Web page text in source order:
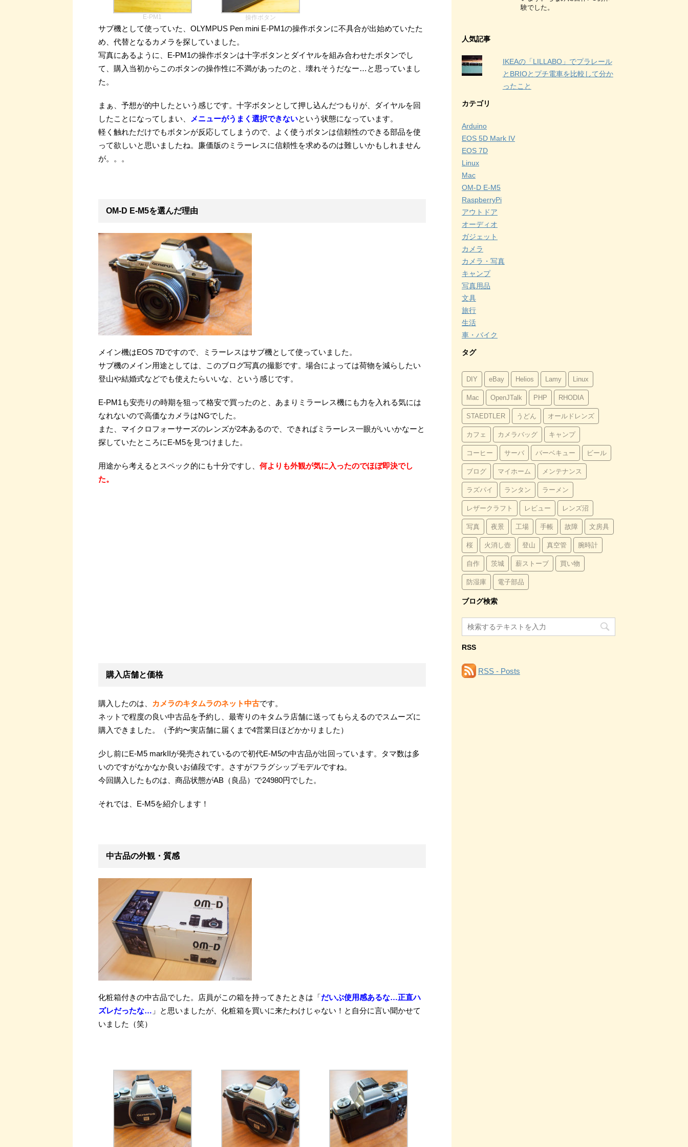
E-PM1 操作ボタン
サブ機として使っていた、OLYMPUS Pen mini E-PM1の操作ボタンに不具合が出始めていたた
め、代替となるカメラを探していました。
写真にあるように、E-PM1の操作ボタンは十字ボタンとダイヤルを組み合わせたボタンでし
て、購入当初からこのボタンの操作性に不満があったのと、壊れそうだなー…と思っていまし
た。
まぁ、予想が的中したという感じです。十字ボタンとして押し込んだつもりが、ダイヤルを回
したことになってしまい、
メニューがうまく選択できないという状態になっています。
軽く触れただけでもボタンが反応してしまうので、よく使うボタンは信頼性のできる部品を使
って欲しいと思いましたね。廉価版のミラーレスに信頼性を求めるのは難しいかもしれません
が。。。
OM-D E-M5を選んだ理由
メイン機はEOS 7Dですので、ミラーレスはサブ機として使っていました。
サブ機のメイン用途としては、このブログ写真の撮影です。場合によっては荷物を減らしたい
登山や結婚式などでも使えたらいいな、という感じです。
E-PM1も安売りの時期を狙って格安で買ったのと、あまりミラーレス機にも力を入れる気には
なれないので高価なカメラはNGでした。
また、マイクロフォーサーズのレンズが2本あるので、できればミラーレス一眼がいいかなーと
探していたところにE-M5を見つけました。
用途から考えるとスペック的にも十分ですし、 何よりも外観が気に入ったのでほぼ即決でし
た。
購入店舗と価格
購入したのは、 カメラのキタムラのネット中古です。
ネットで程度の良い中古品を予約し、最寄りのキタムラ店舗に送ってもらえるのでスムーズに
購入できました。（予約〜実店舗に届くまで4営業日ほどかかりました）
少し前にE-M5 markIIが発売されているので初代E-M5の中古品が出回っています。タマ数は多
いのですがなかなか良いお値段です。さすがフラグシップモデルですね。
今回購入したものは、商品状態がAB（良品）で24980円でした。
それでは、E-M5を紹介します！
中古品の外観・質感
化粧箱付きの中古品でした。店員がこの箱を持ってきたときは「だいぶ使用感あるな…正直ハ
ズレだったな… 」と思いましたが、化粧箱を買いに来たわけじゃない！と自分に言い聞かせて
いました（笑）
験でした。
人気記事
IKEAの「LILLABO」でプラレール
とBRIOとプチ電車を比較して分か
ったこと
カテゴリ
Arduino
EOS 5D Mark IV
EOS 7D
Linux
Mac
OM-D E-M5
RaspberryPi
アウトドア
オーディオ
ガジェット
カメラ
カメラ・写真
キャンプ
写真用品
文具
旅行
生活
車・バイク
タグ
DIY eBay Helios Lamy Linux
Mac OpenJTalk PHP RHODIA
STAEDTLER うどん オールドレンズ
カフェ カメラバッグ キャンプ
コーヒー サーバ バーベキュー ビール
ブログ マイホーム メンテナンス
ラズパイ ランタン ラーメン
レザークラフト レビュー レンズ沼
写真 夜景 工場 手帳 故障 文房具
桜 火消し壺 登山 真空管 腕時計
自作 茨城 薪ストーブ 買い物
防湿庫 電子部品
ブログ検索
RSS
RSS - Posts